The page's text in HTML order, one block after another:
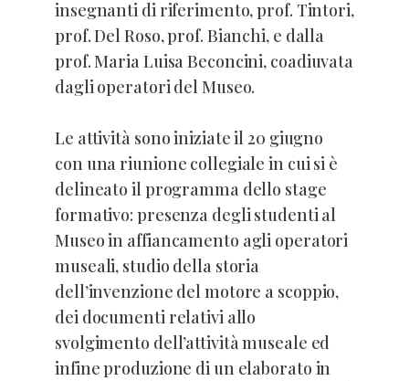
insegnanti di riferimento, prof. Tintori,
prof. Del Roso, prof. Bianchi, e dalla
prof. Maria Luisa Beconcini, coadiuvata
dagli operatori del Museo.
Le attività sono iniziate il 20 giugno
con una riunione collegiale in cui si è
delineato il programma dello stage
formativo: presenza degli studenti al
Museo in affiancamento agli operatori
museali, studio della storia
dell’invenzione del motore a scoppio,
dei documenti relativi allo
svolgimento dell’attività museale ed
infine produzione di un elaborato in